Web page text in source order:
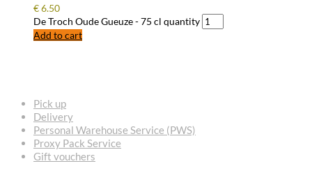
€6.50
De Troch Oude Gueuze - 75 cl quantity
Add to cart
Pick up
Delivery
Personal Warehouse Service (PWS)
Proxy Pack Service
Gift vouchers